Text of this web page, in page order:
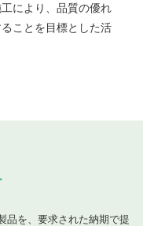
により、品質の優れ
ことを目標とした活
品を、要求された納期で提